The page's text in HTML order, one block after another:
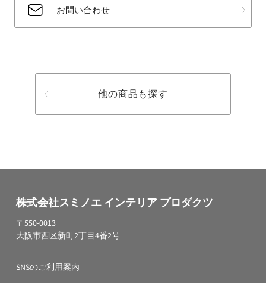
お問い合わせ
他の商品も探す
株式会社スミノエ インテリア プロダクツ
〒550-0013
大阪市西区新町2丁目4番2号
SNSのご利用案内